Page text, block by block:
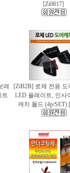
[Zi0817]
레
트
[ZiB2B] 로체 전용 도
LED 플레이트, 인사
캐치 몰드 (4p/SET)